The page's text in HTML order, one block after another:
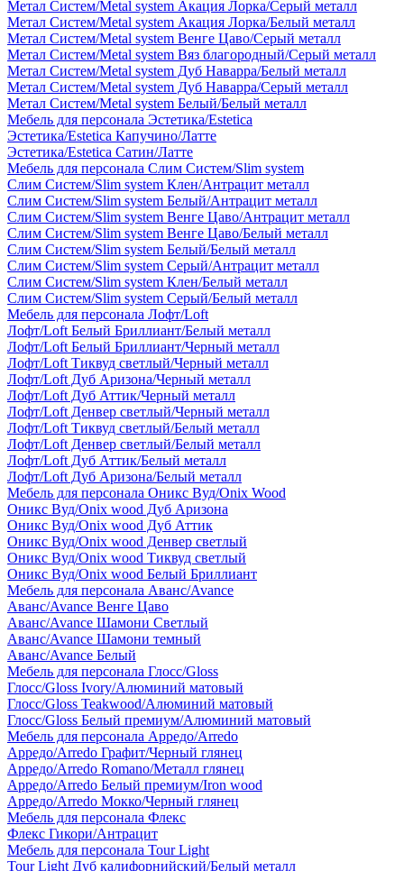
Метал Систем/Metal system Акация Лорка/Серый металл
Метал Систем/Metal system Акация Лорка/Белый металл
Метал Систем/Metal system Венге Цаво/Серый металл
Метал Систем/Metal system Вяз благородный/Серый металл
Метал Систем/Metal system Дуб Наварра/Белый металл
Метал Систем/Metal system Дуб Наварра/Серый металл
Метал Систем/Metal system Белый/Белый металл
Мебель для персонала Эстетика/Estetica
Эстетика/Estetica Капучино/Латте
Эстетика/Estetica Сатин/Латте
Мебель для персонала Слим Систем/Slim system
Слим Систем/Slim system Клен/Антрацит металл
Слим Систем/Slim system Белый/Антрацит металл
Слим Систем/Slim system Венге Цаво/Антрацит металл
Слим Систем/Slim system Венге Цаво/Белый металл
Слим Систем/Slim system Белый/Белый металл
Слим Систем/Slim system Серый/Антрацит металл
Слим Систем/Slim system Клен/Белый металл
Слим Систем/Slim system Серый/Белый металл
Мебель для персонала Лофт/Loft
Лофт/Loft Белый Бриллиант/Белый металл
Лофт/Loft Белый Бриллиант/Черный металл
Лофт/Loft Тиквуд светлый/Черный металл
Лофт/Loft Дуб Аризона/Черный металл
Лофт/Loft Дуб Аттик/Черный металл
Лофт/Loft Денвер светлый/Черный металл
Лофт/Loft Тиквуд светлый/Белый металл
Лофт/Loft Денвер светлый/Белый металл
Лофт/Loft Дуб Аттик/Белый металл
Лофт/Loft Дуб Аризона/Белый металл
Мебель для персонала Оникс Вуд/Onix Wood
Оникс Вуд/Onix wood Дуб Аризона
Оникс Вуд/Onix wood Дуб Аттик
Оникс Вуд/Onix wood Денвер светлый
Оникс Вуд/Onix wood Тиквуд светлый
Оникс Вуд/Onix wood Белый Бриллиант
Мебель для персонала Аванс/Avance
Аванс/Avance Венге Цаво
Аванс/Avance Шамони Светлый
Аванс/Avance Шамони темный
Аванс/Avance Белый
Мебель для персонала Глосс/Gloss
Глосс/Gloss Ivory/Алюминий матовый
Глосс/Gloss Teakwood/Алюминий матовый
Глосс/Gloss Белый премиум/Алюминий матовый
Мебель для персонала Арредо/Arredo
Арредо/Arredo Графит/Черный глянец
Арредо/Arredo Romano/Металл глянец
Арредо/Arredo Белый премиум/Iron wood
Арредо/Arredo Мокко/Черный глянец
Мебель для персонала Флекс
Флекс Гикори/Антрацит
Мебель для персонала Tour Light
Tour Light Дуб калифорнийский/Белый металл